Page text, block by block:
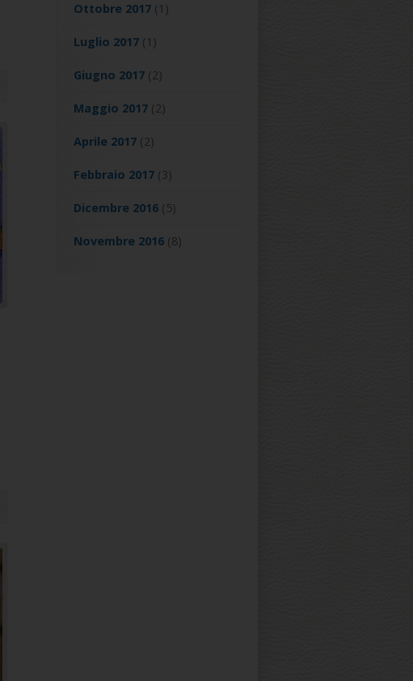
Ottobre 2017 (1)
Luglio 2017 (1)
Giugno 2017 (2)
Maggio 2017 (2)
Aprile 2017 (2)
Febbraio 2017 (3)
Dicembre 2016 (5)
Novembre 2016 (8)